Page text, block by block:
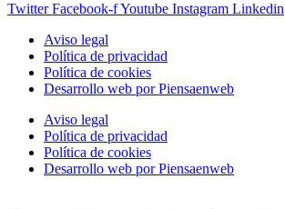
Twitter Facebook-fYoutube Instagram Linkedin
Aviso legal
Política de privacidad
Política de cookies
Desarrollo web por Piensaenweb
Aviso legal
Política de privacidad
Política de cookies
Desarrollo web por Piensaenweb